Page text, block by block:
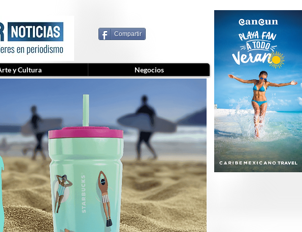
Compartir
y Cultura Negocios